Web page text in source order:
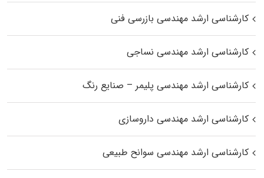
کارشناسی ارشد مهندسی بازرسی فنی
کارشناسی ارشد مهندسی نساجی
کارشناسی ارشد مهندسی پلیمر – صنایع رنگ
کارشناسی ارشد مهندسی داروسازی
کارشناسی ارشد مهندسی سوانح طبیعی